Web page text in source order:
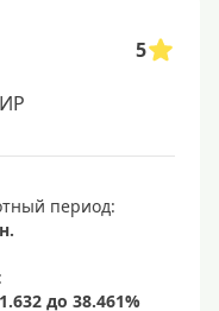
5
период: